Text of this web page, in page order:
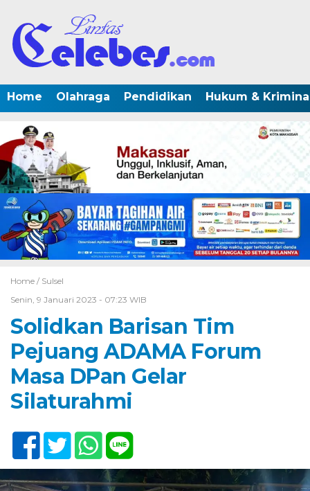
Home Olahraga Pendidikan Hukum &
Home / Sulsel
Senin, 9 Januari 2023 - 07:23 WIB
Solidkan Barisan Tim
Pejuang ADAMA Forum
Masa DPan Gelar
Silaturahmi